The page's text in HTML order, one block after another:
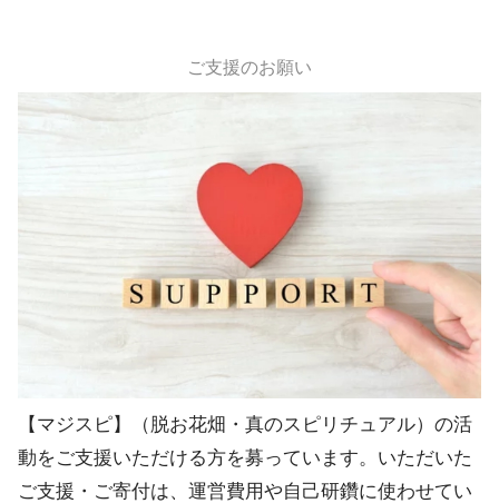
ご支援のお願い
【マジスピ】（脱お花畑・真のスピリチュアル）の活
動をご支援いただける方を募っています。いただいた
ご支援・ご寄付は、運営費用や自己研鑽に使わせてい